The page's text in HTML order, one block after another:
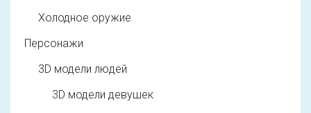
Холодное оружие
Персонажи
3D модели людей
3D модели девушек